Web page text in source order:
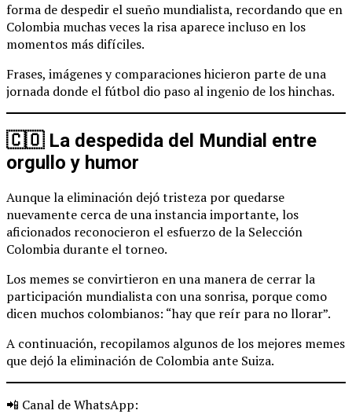
forma de despedir el sueño mundialista, recordando que en
Colombia muchas veces la risa aparece incluso en los
momentos más difíciles.
Frases, imágenes y comparaciones hicieron parte de una
jornada donde el fútbol dio paso al ingenio de los hinchas.
🇨🇴 La despedida del Mundial entre
orgullo y humor
Aunque la eliminación dejó tristeza por quedarse
nuevamente cerca de una instancia importante, los
aficionados reconocieron el esfuerzo de la Selección
Colombia durante el torneo.
Los memes se convirtieron en una manera de cerrar la
participación mundialista con una sonrisa, porque como
dicen muchos colombianos: “hay que reír para no llorar”.
A continuación, recopilamos algunos de los mejores memes
que dejó la eliminación de Colombia ante Suiza.
📲 Canal de WhatsApp: